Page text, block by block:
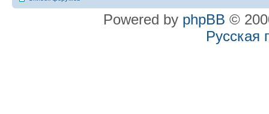
Powered by phpBB ©
Русская